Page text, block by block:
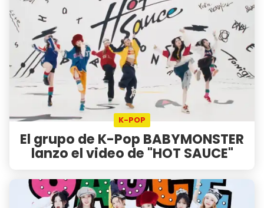
K-POP
El grupo de K-Pop BABYMONSTER
lanzo el video de "HOT SAUCE"